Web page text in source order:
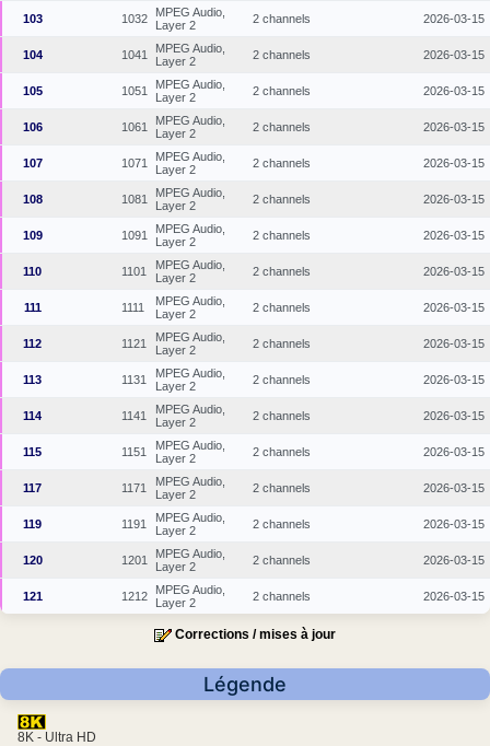
103 1032
MPEG Audio,
Layer 2
2 channels 2026-03-15
104 1041
MPEG Audio,
Layer 2
2 channels 2026-03-15
105 1051
MPEG Audio,
Layer 2
2 channels 2026-03-15
106 1061
MPEG Audio,
Layer 2
2 channels 2026-03-15
107 1071
MPEG Audio,
Layer 2
2 channels 2026-03-15
108 1081
MPEG Audio,
Layer 2
2 channels 2026-03-15
109 1091
MPEG Audio,
Layer 2
2 channels 2026-03-15
110 1101
MPEG Audio,
Layer 2
2 channels 2026-03-15
111 1111
MPEG Audio,
Layer 2
2 channels 2026-03-15
112 1121
MPEG Audio,
Layer 2
2 channels 2026-03-15
113 1131
MPEG Audio,
Layer 2
2 channels 2026-03-15
114 1141
MPEG Audio,
Layer 2
2 channels 2026-03-15
115 1151
MPEG Audio,
Layer 2
2 channels 2026-03-15
117 1171
MPEG Audio,
Layer 2
2 channels 2026-03-15
119 1191
MPEG Audio,
Layer 2
2 channels 2026-03-15
120 1201
MPEG Audio,
Layer 2
2 channels 2026-03-15
121 1212
MPEG Audio,
Layer 2
2 channels 2026-03-15
Corrections / mises à jour
Légende
8K - Ultra HD